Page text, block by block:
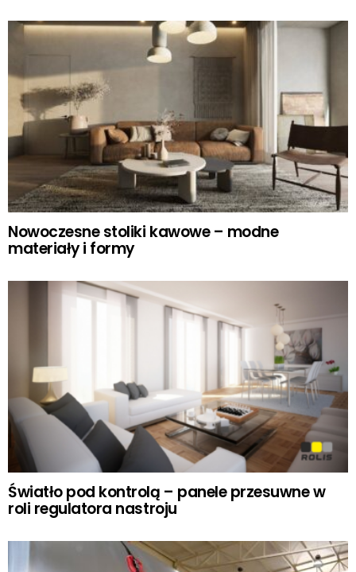
Nowoczesne stoliki kawowe – modne
materiały i formy
Światło pod kontrolą – panele przesuwne w
roli regulatora nastroju